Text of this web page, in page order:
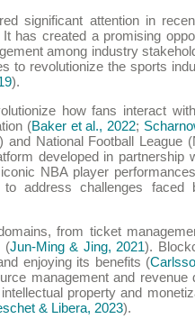
significant attention in
It has created a promising
among industry
to revolutionize the sports
).
how fans interact
(Baker et al., 2022;
National Football League
developed in
NBA player
to address challenges
from ticket
(Jun-Ming & Jing, 2021).
enjoying its benefits (
management and revenue
property and
& Libera, 2023).